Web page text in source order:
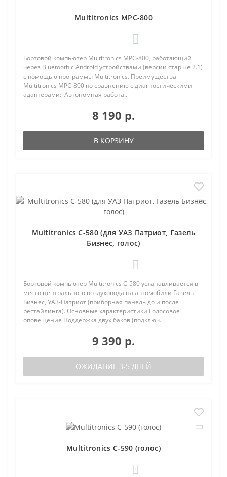
Multitronics MPC-800
Бортовой компьютер Multitronics MPC-800, работающий
через Bluetooth с Android устройствами (версии старше 2.1)
с помощью программы Multitronics. Преимущества
Multitronics MPC-800 по сравнению с диагностическими
адаптерами: Автономная работа..
8 190 р.
В КОРЗИНУ
Multitronics C-580 (для УАЗ Патриот, Газель
Бизнес, голос)
Бортовой компьютер Multitronics C-580 устанавливается в
место центрального воздуховода на автомобили Газель-
Бизнес, УАЗ-Патриот (приборная панель до и после
рестайлинга). Основные характеристики Голосовое
оповещение Поддержка двух баков (подключ..
9 390 р.
ОЖИДАНИЕ 3-5 ДНЕЙ
Multitronics C-590 (голос)